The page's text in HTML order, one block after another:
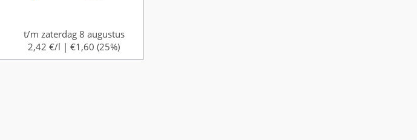
t/m zaterdag 8 augustus
2,42 €/l | €1,60 (25%)